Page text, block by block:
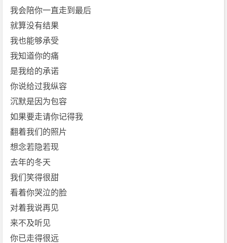
我会陪你一直走到最后
就算没有结果
我也能够承受
我知道你的痛
是我给的承诺
你说给过我纵容
沉默是因为包容
如果要走请你记得我
翻着我们的照片
想念若隐若现
去年的冬天
我们笑得很甜
看着你哭泣的脸
对着我说再见
来不及听见
你已走得很远